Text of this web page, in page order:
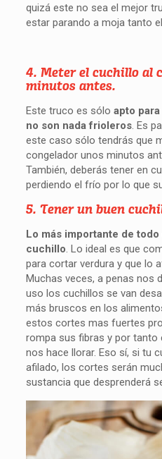
quizá este no sea el mejor
estar parando a moja tanto
4. Meter el cuchillo al
minutos antes.
Este truco es sólo apto
no son nada frioleros. Es
este caso sólo tendrás que
congelador unos minutos
También, deberás tener en
perdiendo el frío por lo que
5. Tener un buen
Lo más importante de
cuchillo. Lo ideal es que
para cortar verdura y que lo
Muchas veces, a penas nos
uso los cuchillos se van
más bruscos en los
estos cortes mas fuertes
rompa sus fibras y por tanto
nos hace llorar. Eso sí, si tu
afilado, los cortes serán
sustancia que desprenderá